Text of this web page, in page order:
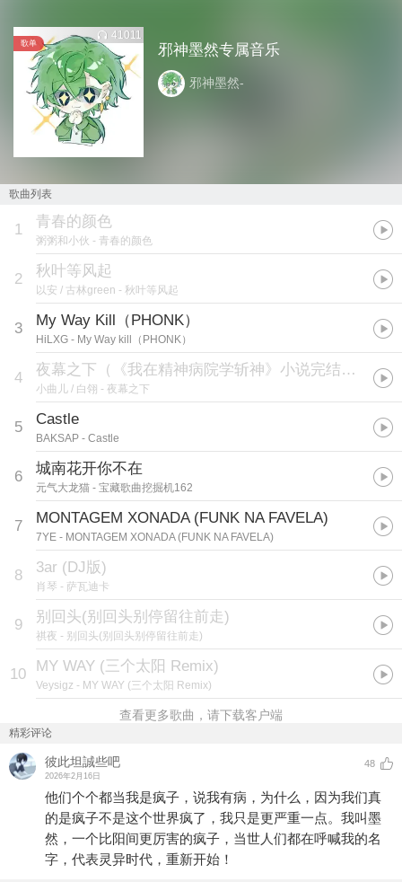
歌单
41011
邪神墨然专属音乐
邪神墨然-
歌曲列表
1 青春的颜色
粥粥和小伙 - 青春的颜色
2 秋叶等风起
以安 / 古林green - 秋叶等风起
3 My Way Kill（PHONK）
HiLXG - My Way kill（PHONK）
4 夜幕之下（《我在精神病院学斩神》小说完结曲）
小曲儿 / 白翎 - 夜幕之下
5 Castle
BAKSAP - Castle
6 城南花开你不在
元气大龙猫 - 宝藏歌曲挖掘机162
7 MONTAGEM XONADA (FUNK NA FAVELA)
7YE - MONTAGEM XONADA (FUNK NA FAVELA)
8 3ar (DJ版)
肖琴 - 萨瓦迪卡
9 别回头(别回头别停留往前走)
祺夜 - 别回头(别回头别停留往前走)
10 MY WAY (三个太阳 Remix)
Veysigz - MY WAY (三个太阳 Remix)
查看更多歌曲，请下载客户端
精彩评论
彼此坦誠些吧
2026年2月16日
48
他们个个都当我是疯子，说我有病，为什么，因为我们真
的是疯子不是这个世界疯了，我只是更严重一点。我叫墨
然，一个比阳间更厉害的疯子，当世人们都在呼喊我的名
字，代表灵异时代，重新开始！